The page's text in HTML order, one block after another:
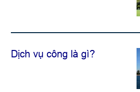
Dịch vụ công là gì?